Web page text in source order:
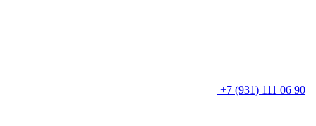
+7 (931) 111 06 90